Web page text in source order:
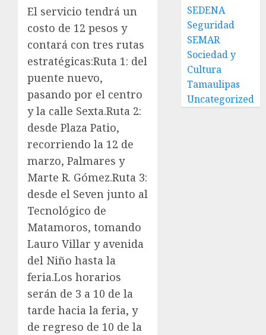
El servicio tendrá un
costo de 12 pesos y
contará con tres rutas
estratégicas:Ruta 1: del
puente nuevo,
pasando por el centro
y la calle Sexta.Ruta 2:
desde Plaza Patio,
recorriendo la 12 de
marzo, Palmares y
Marte R. Gómez.Ruta 3:
desde el Seven junto al
Tecnológico de
Matamoros, tomando
Lauro Villar y avenida
del Niño hasta la
feria.Los horarios
serán de 3 a 10 de la
tarde hacia la feria, y
de regreso de 10 de la
SEDENA
Seguridad
SEMAR
Sociedad y
Cultura
Tamaulipas
Uncategorized